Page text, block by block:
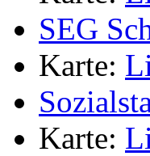
SEG
Karte:
Karte: